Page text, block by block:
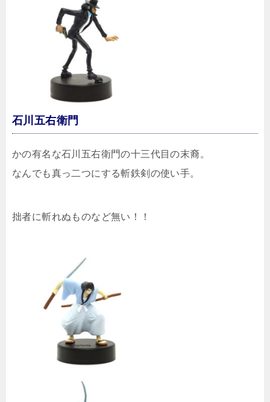
石川五右衛門
かの有名な石川五右衛門の十三代目の末裔。
なんでも真っ二つにする斬鉄剣の使い手。
拙者に斬れぬものなど無い！！